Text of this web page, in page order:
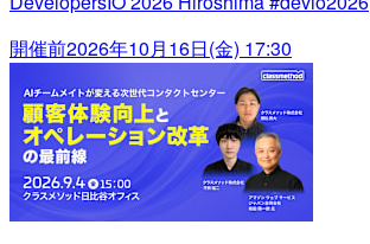
開催前2026年10月16日(金) 17:30